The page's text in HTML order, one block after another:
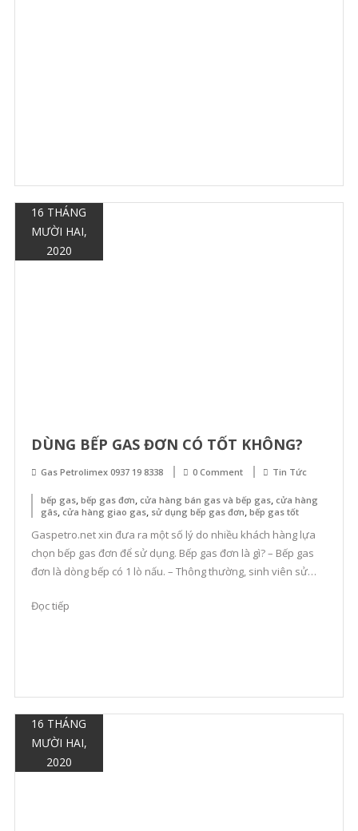
16 THÁNG
MƯỜI HAI,
2020
DÙNG BẾP GAS ĐƠN CÓ TỐT KHÔNG?
Gas Petrolimex 0937 19 8338 0 Comment Tin Tức
bếp gas, bếp gas đơn, cửa hàng bán gas và bếp gas, cửa hàng
gâs, cửa hàng giao gas, sử dụng bếp gas đơn, bếp gas tốt
Gaspetro.net xin đưa ra một số lý do nhiều khách hàng lựa
chọn bếp gas đơn để sử dụng. Bếp gas đơn là gì? – Bếp gas
đơn là dòng bếp có 1 lò nấu. – Thông thường, sinh viên sử
Đọc tiếp
16 THÁNG
MƯỜI HAI,
2020